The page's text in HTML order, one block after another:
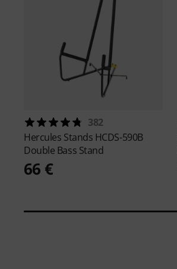
382
Hercules Stands HCDS-590B
Double Bass Stand
66 €